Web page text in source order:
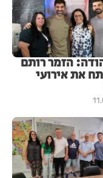
הזמר רותם
את אירועי